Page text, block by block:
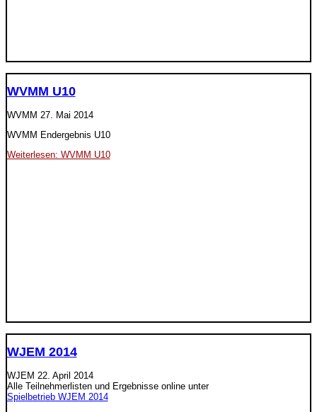
WVMM U10
WVMM 27. Mai 2014
WVMM Endergebnis U10
Weiterlesen: WVMM U10
WJEM 2014
WJEM 22. April 2014
Alle Teilnehmerlisten und Ergebnisse online unter
Spielbetrieb WJEM 2014